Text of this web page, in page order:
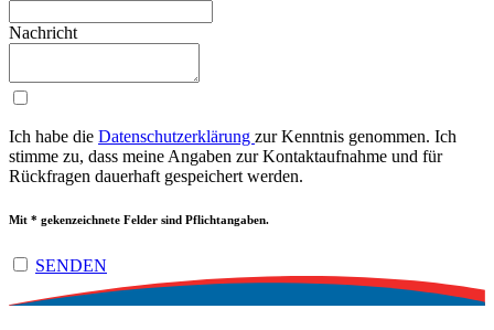
Nachricht
Ich habe die Da­ten­schutz­er­klä­rung zur Kenntnis genommen. Ich
stimme zu, dass meine Angaben zur Kon­takt­auf­nah­me und für
Rück­fra­gen dauerhaft ge­spei­chert werden.
Mit * gekenzeichnete Felder sind Pflichtangaben.
SENDEN